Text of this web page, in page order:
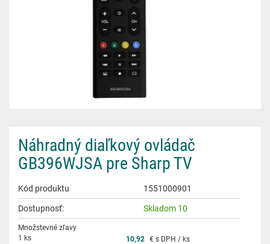
Náhradný diaľkový ovládač
GB396WJSA pre Sharp TV
Kód produktu
1551000901
Dostupnosť:
Skladom 10
Množstevné zľavy
1 ks
10,92 € s DPH / ks